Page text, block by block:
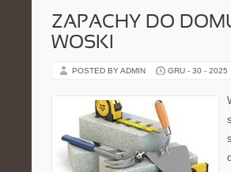
ZAPACHY DO
WOSKI
POSTED BY ADMIN GRU - 30 - 2025